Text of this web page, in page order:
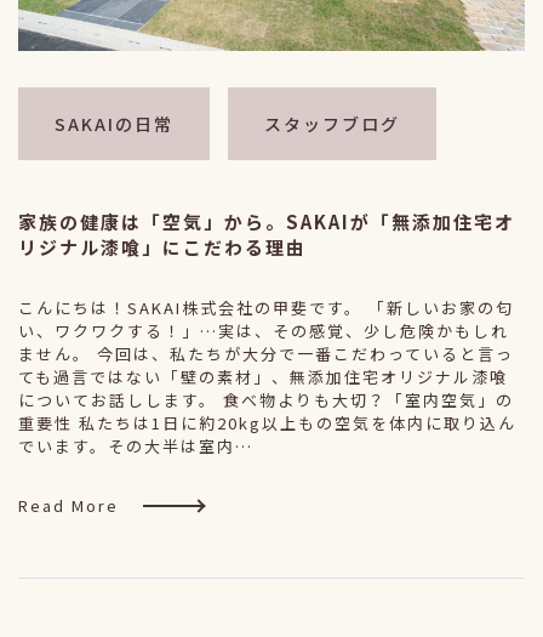
SAKAIの日常 スタッフブログ
家族の健康は「空気」から。SAKAIが「無添加住宅オ
リジナル漆喰」にこだわる理由
こんにちは！SAKAI株式会社の甲斐です。 「新しいお家の匂
い、ワクワクする！」…実は、その感覚、少し危険かもしれ
ません。 今回は、私たちが大分で一番こだわっていると言っ
ても過言ではない「壁の素材」、無添加住宅オリジナル漆喰
についてお話しします。 食べ物よりも大切？「室内空気」の
重要性 私たちは1日に約20kg以上もの空気を体内に取り込ん
でいます。その大半は室内…
Read More